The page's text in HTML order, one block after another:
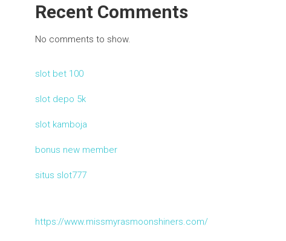
Recent Comments
No comments to show.
slot bet 100
slot depo 5k
slot kamboja
bonus new member
situs slot777
https://www.missmyrasmoonshiners.com/